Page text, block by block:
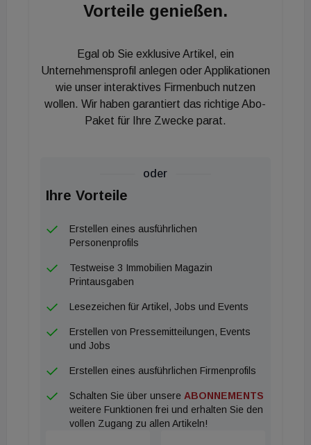
Vorteile genießen.
Egal ob Sie exklusive Artikel, ein
Unternehmensprofil anlegen oder Applikationen
wie unser interaktives Firmenbuch nutzen
wollen. Wir haben garantiert das richtige Abo-
Paket für Ihre Zwecke parat.
oder
Ihre Vorteile
Erstellen eines ausführlichen
Personenprofils
Testweise 3 Immobilien Magazin
Printausgaben
Lesezeichen für Artikel, Jobs und Events
Erstellen von Pressemitteilungen, Events
und Jobs
Erstellen eines ausführlichen Firmenprofils
Schalten Sie über unsere ABONNEMENTS
weitere Funktionen frei und erhalten Sie den
vollen Zugang zu allen Artikeln!